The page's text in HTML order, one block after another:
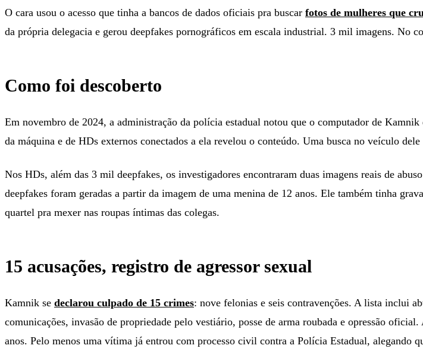
O cara usou o acesso que tinha a bancos de dados oficiais pra buscar fotos de mulheres que
da própria delegacia e gerou deepfakes pornográficos em escala industrial. 3 mil imagens. No
Como foi descoberto
Em novembro de 2024, a administração da polícia estadual notou que o computador de
da máquina e de HDs externos conectados a ela revelou o conteúdo. Uma busca no veículo
Nos HDs, além das 3 mil deepfakes, os investigadores encontraram duas imagens reais de
deepfakes foram geradas a partir da imagem de uma menina de 12 anos. Ele também tinha
quartel pra mexer nas roupas íntimas das colegas.
15 acusações, registro de agressor sexual
Kamnik se declarou culpado de 15 crimes: nove felonias e seis contravenções. A lista inclui
comunicações, invasão de propriedade pelo vestiário, posse de arma roubada e opressão
anos. Pelo menos uma vítima já entrou com processo civil contra a Polícia Estadual, alegando